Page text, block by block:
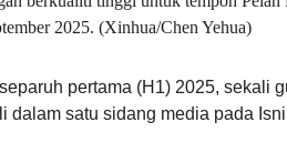
2025. (Xinhua/Chen Yehua)
pertama (H1) 2025, sekali
dalam satu sidang media pada